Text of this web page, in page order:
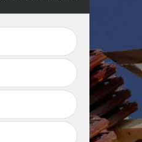
Couvreur zingueur
21